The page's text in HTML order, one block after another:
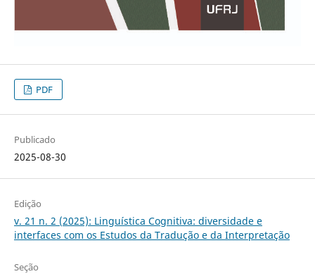
PDF
Publicado
2025-08-30
Edição
v. 21 n. 2 (2025): Linguística Cognitiva: diversidade e
interfaces com os Estudos da Tradução e da Interpretação
Seção